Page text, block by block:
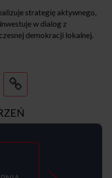
strategię aktywnego,
w dialog z
demokracji lokalnej.